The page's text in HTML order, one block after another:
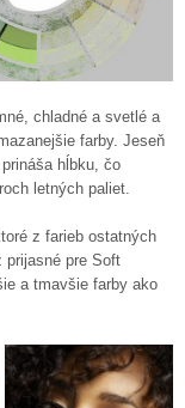
chladné a svetlé a
farby. Jeseň
hĺbku, čo
letných paliet.
z farieb ostatných
prijasné pre Soft
a tmavšie farby ako